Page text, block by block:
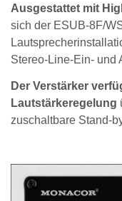
Ausgestattet mit
sich der ESUB-8F/
Stereo-Line-Ein- und
Der Verstärker
Lautstärkeregelung
zuschaltbare Stand-